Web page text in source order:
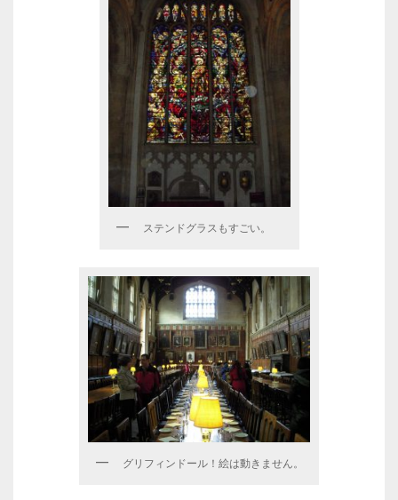
ステンドグラスもすごい。
グリフィンドール！絵は動きません。